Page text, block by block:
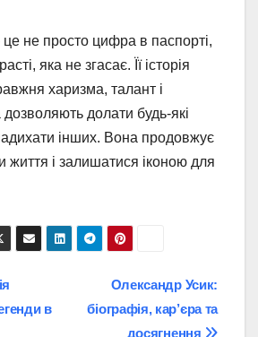
не просто цифра в паспорті,
яка не згасає. Її історія
харизма, талант і
долати будь-які
інших. Вона продовжує
життя і залишатися іконою для
Олександр Усик:
біографія, кар’єра та
досягнення
в